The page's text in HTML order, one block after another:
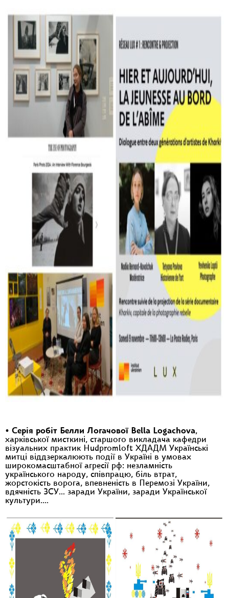
• Серія робіт Белли Логачової Bella Logachova,
харківської мисткині, старшого викладача кафедри
візуальних практик Hudpromloft ХДАДМ Українські
митці віддзеркалюють події в Україні в умовах
широкомасштабної агресії рф: незламність
українського народу, співпрацю, біль втрат,
жорстокість ворога, впевненість в Перемозі України,
вдячність ЗСУ… заради України, заради Української
культури….